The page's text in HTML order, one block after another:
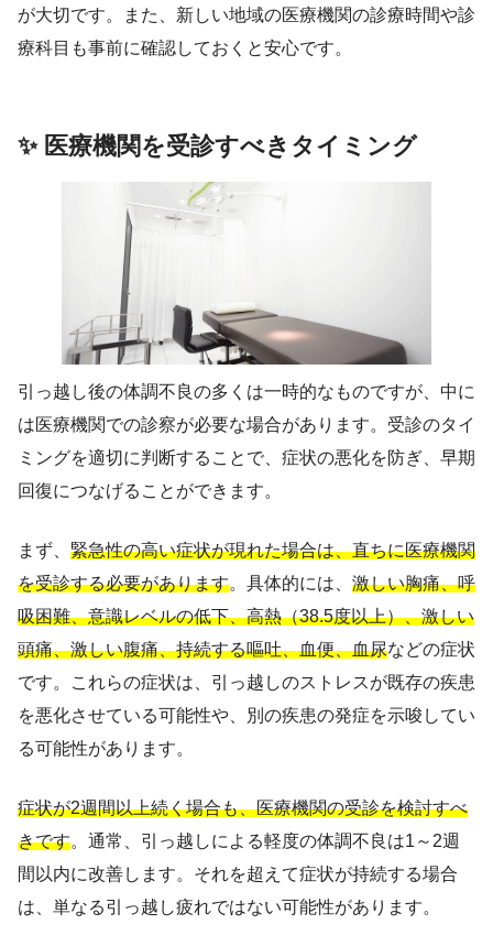
が大切です。また、新しい地域の医療機関の診療時間や診
療科目も事前に確認しておくと安心です。
✨ 医療機関を受診すべきタイミング
引っ越し後の体調不良の多くは一時的なものですが、中に
は医療機関での診察が必要な場合があります。受診のタイ
ミングを適切に判断することで、症状の悪化を防ぎ、早期
回復につなげることができます。
まず、 緊急性の高い症状が現れた場合は、直ちに医療機関
を受診する必要があります。具体的には、 激しい胸痛、呼
吸困難、意識レベルの低下、高熱（38.5度以上）、激しい
頭痛、激しい腹痛、持続する嘔吐、血便、血尿などの症状
です。これらの症状は、引っ越しのストレスが既存の疾患
を悪化させている可能性や、別の疾患の発症を示唆してい
る可能性があります。
症状が2週間以上続く場合も、医療機関の受診を検討すべ
きです。通常、引っ越しによる軽度の体調不良は1～2週
間以内に改善します。それを超えて症状が持続する場合
は、単なる引っ越し疲れではない可能性があります。